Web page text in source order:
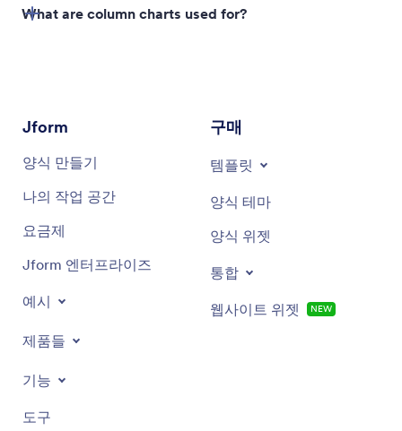
What are column charts used for?
Jform
양식 만들기
나의 작업 공간
요금제
Jform 엔터프라이즈
예시
제품들
기능
도구
구매
템플릿
양식 테마
양식 위젯
통합
웹사이트 위젯 NEW